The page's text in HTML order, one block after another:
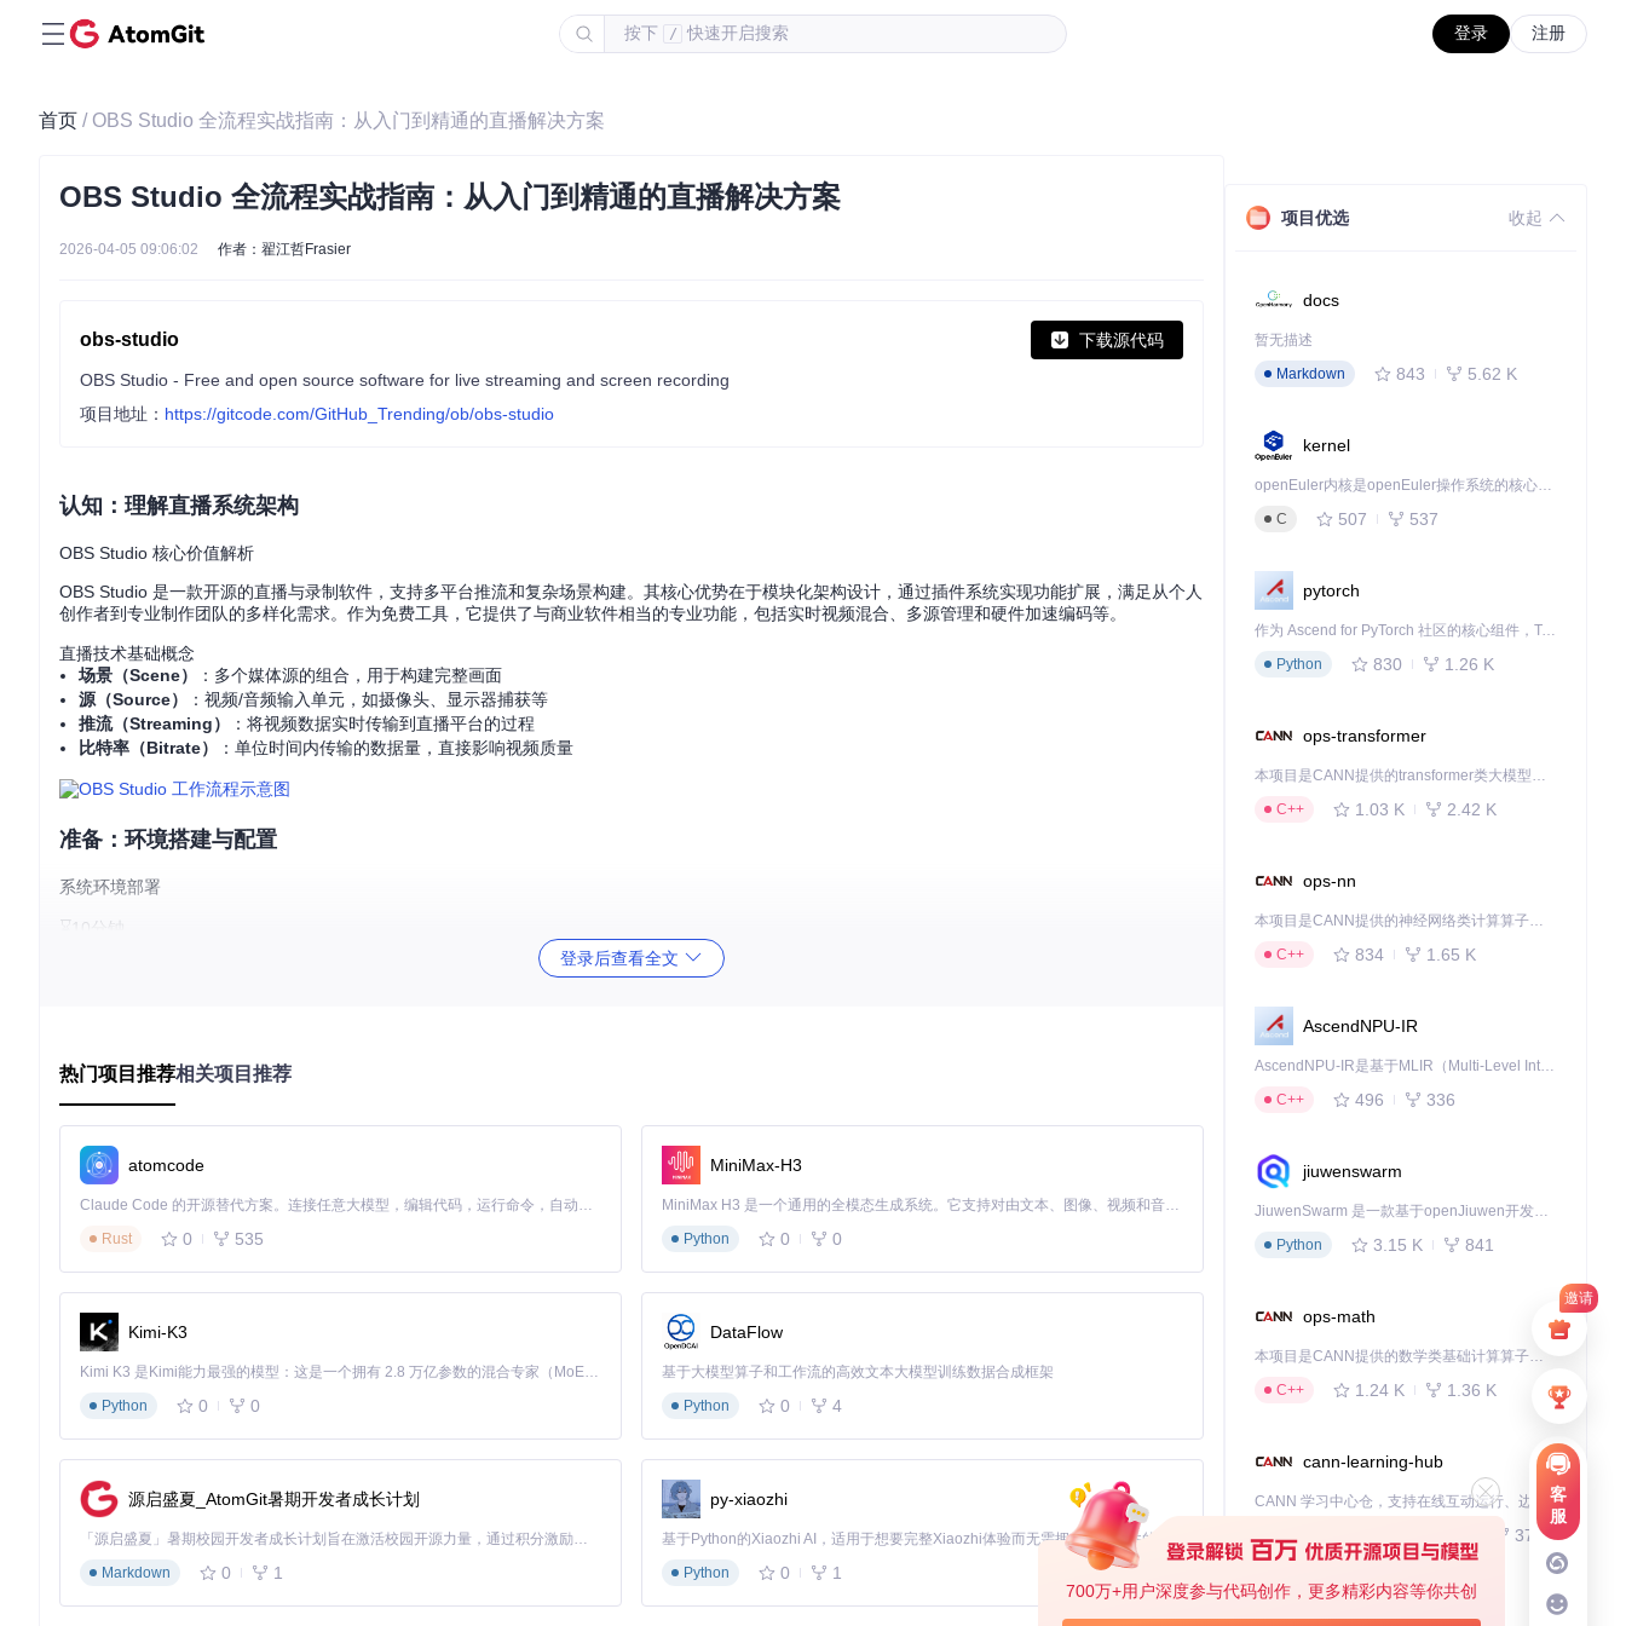
按下 / 快速开启搜索 登录 注册
邀请
客
服
700万+用户深度参与代码创作，更多精彩内容等你共创
首页 / OBS Studio 全流程实战指南：从入门到精通的直播解决方案
OBS Studio 全流程实战指南：从入门到精通的直播解决方案
2026-04-05 09:06:02 作者：翟江哲Frasier
obs-studio 下载源代码
OBS Studio - Free and open source software for live streaming and screen recording
项目地址： https://gitcode.com/GitHub_Trending/ob/obs-studio
认知：理解直播系统架构
OBS Studio 核心价值解析
OBS Studio 是一款开源的直播与录制软件，支持多平台推流和复杂场景构建。其核心优势在于模块化架构设计，通过插件系统实现功能扩展，满足从个人
创作者到专业制作团队的多样化需求。作为免费工具，它提供了与商业软件相当的专业功能，包括实时视频混合、多源管理和硬件加速编码等。
直播技术基础概念
场景（Scene）
：多个媒体源的组合，用于构建完整画面
源（Source）
：视频/音频输入单元，如摄像头、显示器捕获等
推流（Streaming）
：将视频数据实时传输到直播平台的过程
比特率（Bitrate）
：单位时间内传输的数据量，直接影响视频质量
准备：环境搭建与配置
系统环境部署
⌛10分钟
从官方渠道获取安装程序
执行安装向导，选择默认组件
完成后启动应用程序验证安装
macOS系统：
Linux系统：
参考项目中
或通过系统包管理器安装
验证标准 ：成功启动OBS Studio，主界面显示正常，无错误提示
基础参数配置
⌛5分钟
：设置适合网络环境的直播参数
：
登录后查看全文
热门项目推荐相关项目推荐
atomcode
Claude Code 的开源替代方案。连接任意大模型，编辑代码，运行命令，自动验证 — 全自动执行。用 Rust 构建，极致性能。 ｜ An open-source alternative to Claude Code. Connect any LLM, edit code, run commands, and verify changes — autonomously. Built in Rust for speed. Get Started
Rust
0 535
MiniMax-H3
MiniMax H3 是一个通用的全模态生成系统。它支持对由文本、图像、视频和音频组成的多模态上下文进行统一理解，并能生成分辨率高达 2K、时长可达 15 秒的带原生立体声音频的视频。得益于面向任务泛化的系统设计，H3 在预训练阶段就已具备广泛的多模态上下文理解与生成能力，能够出色地执行复杂的多模态指令。
Python
0 0
Kimi-K3
Kimi K3 是Kimi能力最强的模型：这是一个拥有 2.8 万亿参数的混合专家（MoE）模型，具备原生视觉理解能力，并支持 100 万 token 的上下文窗口。
Python
0 0
DataFlow
基于大模型算子和工作流的高效文本大模型训练数据合成框架
Python
0 4
源启盛夏_AtomGit暑期开发者成长计划
「源启盛夏」暑期校园开发者成长计划旨在激活校园开源力量，通过积分激励、认证扶持、资源倾斜等形式，引导高校组织和开发者完成「入驻 — 建项目 — 做贡献 — 获认证 — 得资源」的完整闭环。无论你是想带领社团入驻平台的组织者，还是希望用代码贡献证明自己的开发者，都能在这里找到属于你的成长路径。
Markdown
0 1
py-xiaozhi
基于Python的Xiaozhi AI，适用于想要完整Xiaozhi体验而无需拥有专用硬件的用户。
Python
0 1
项目优选 收起
docs
暂无描述
Markdown
843 5.62 K
kernel
openEuler内核是openEuler操作系统的核心，既是系统性能与稳定性的基石，也是连接处理器、设备与服务的桥梁。
C
507 537
pytorch
作为 Ascend for PyTorch 社区的核心组件，TorchNPU 是昇腾专为 PyTorch 打造的深度学习适配插件，使 PyTorch 框架能够直接调用昇腾 NPU，为开发者提供昇腾 AI 处理器的超强算力。
Python
830 1.26 K
ops-transformer
本项目是CANN提供的transformer类大模型算子库，实现网络在NPU上加速计算。
C++
1.03 K 2.42 K
ops-nn
本项目是CANN提供的神经网络类计算算子库，实现网络在NPU上加速计算。
C++
834 1.65 K
AscendNPU-IR
AscendNPU-IR是基于MLIR（Multi-Level Intermediate Representation）构建的，面向昇腾亲和算子编译时使用的中间表示，提供昇腾完备表达能力，通过编译优化提升昇腾AI处理器计算效率，支持通过生态框架使能昇腾AI处理器与深度调优
C++
496 336
jiuwenswarm
JiuwenSwarm 是一款基于openJiuwen开发的智能AI Agent，它能够将大语言模型的强大能力，通过你日常使用的各类通讯应用，直接延伸至你的指尖。
Python
3.15 K 841
ops-math
本项目是CANN提供的数学类基础计算算子库，实现网络在NPU上加速计算。
C++
1.24 K 1.36 K
cann-learning-hub
Jupyter Notebook
379
kernel